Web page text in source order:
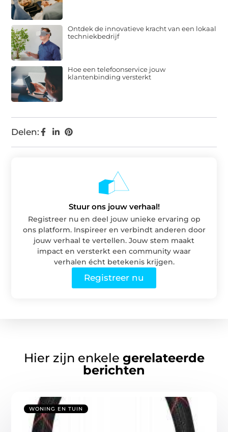
Delen:
Ontdek de innovatieve kracht van een lokaal
techniekbedrijf
Hoe een telefoonservice jouw
klantenbinding versterkt
Stuur ons jouw verhaal!
Registreer nu en deel jouw unieke ervaring op
ons platform. Inspireer en verbindt anderen door
jouw verhaal te vertellen. Jouw stem maakt
impact en versterkt een community waar
verhalen écht betekenis krijgen.
Registreer nu
Hier zijn enkele gerelateerde
berichten
WONING EN TUIN